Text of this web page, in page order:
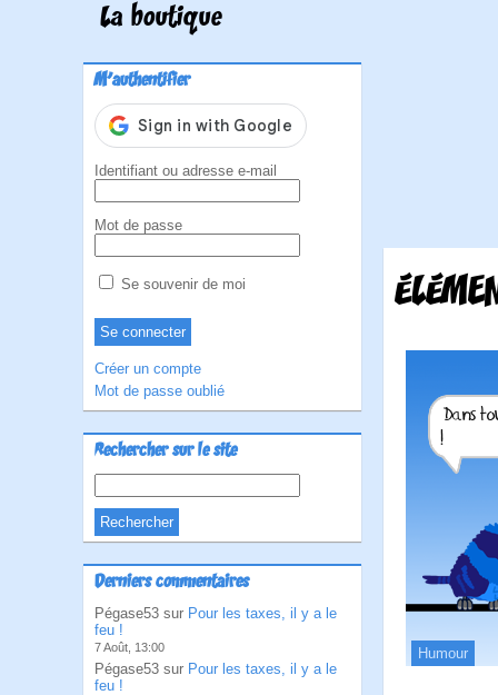
La boutique
M'authentifier
Identifiant ou adresse e-mail
Mot de passe
Se souvenir de moi
Créer un compte
Mot de passe oublié
Rechercher sur le site
Derniers commentaires
Pégase53 sur Pour les taxes, il y a le
feu !
7 Août, 13:00
Pégase53 sur Pour les taxes, il y a le
feu !
Humour